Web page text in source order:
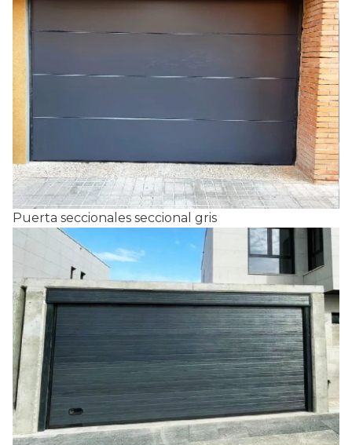
Puerta seccionales seccional gris